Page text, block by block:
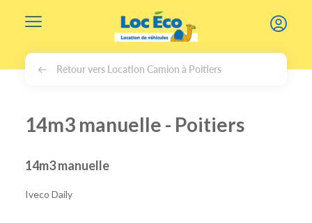
Retour vers Location Camion à Poitiers
14m3 manuelle - Poitiers
14m3 manuelle
Iveco Daily